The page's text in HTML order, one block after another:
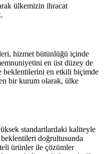
ülkemizin ihracat
hizmet bütünlüğü içinde
en üst düzey de
beklentilerini en etkili biçimde
bir kurum olarak, ülke
standartlardaki kaliteyle
beklentileri doğrultusunda
ürünler ile çözümler